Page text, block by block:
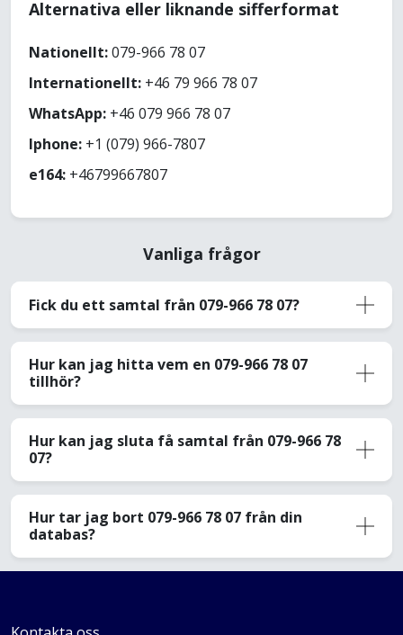
Alternativa eller liknande sifferformat
Nationellt:079-966 78 07
Internationellt: +46 79 966 78 07
WhatsApp: +46 079 966 78 07
Iphone: +1 (079) 966-7807
e164: +46799667807
Vanliga frågor
Fick du ett samtal från 079-966 78 07?
Hur kan jag hitta vem en 079-966 78 07
tillhör?
Hur kan jag sluta få samtal från 079-966 78
07?
Hur tar jag bort 079-966 78 07 från din
databas?